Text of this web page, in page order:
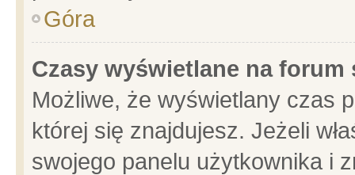
Góra
Czasy wyświetlane na forum
Możliwe, że wyświetlany czas
której się znajdujesz. Jeżeli
swojego panelu użytkownika i